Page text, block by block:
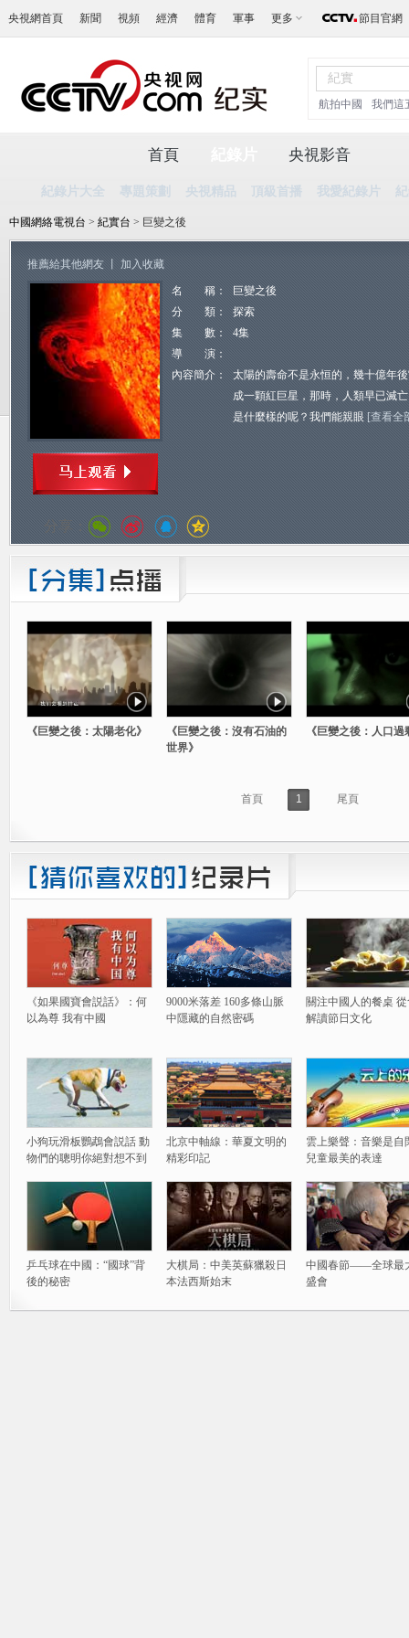
央視網首頁 新聞 視頻 經濟 體育 軍事 更多 節目官網
航拍中國 我們這
首頁
紀錄片大全 專題策劃 央視精品 頂級首播 我愛紀錄片
央視影音
中國網絡電視台 > 紀實台 > 巨變之後
推薦給其他網友 加入收藏
名 稱：
巨變之後
分 類：
探索
集 數：
4集
導 演：
內容簡介：
太陽的壽命不是永恒的，幾十億年
成一顆紅巨星，那時，人類早已滅
是什麼樣的呢？我們能親眼 [查看全
分享：
《巨變之後：太陽老化》
《巨變之後：沒有石油的
世界》
《巨變之後：人口過
首頁 1 尾頁
《如果國寶會説話》：何
以為尊 我有中國
9000米落差 160多條山脈
中隱藏的自然密碼
關注中國人的餐桌
解讀節日文化
小狗玩滑板鸚鵡會説話 動
物們的聰明你絕對想不到
北京中軸線：華夏文明的
精彩印記
雲上樂聲：音樂是自
兒童最美的表達
乒乓球在中國：“國球”背
後的秘密
大棋局：中美英蘇獵殺日
本法西斯始末
中國春節——全球最
盛會